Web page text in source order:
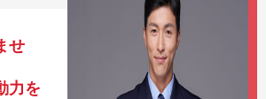
せ
力を